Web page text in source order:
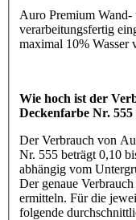
Auro Premium
verarbeitungsfertig
maximal 10% Wasser
Wie hoch ist der
Deckenfarbe Nr.
Der Verbrauch von
Nr. 555 beträgt 0,10
abhängig vom
Der genaue
ermitteln. Für die
folgende